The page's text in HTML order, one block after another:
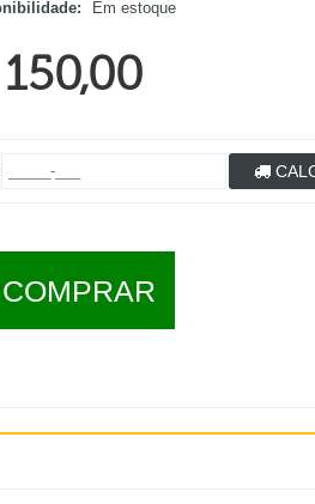
Em estoque
COMPRAR